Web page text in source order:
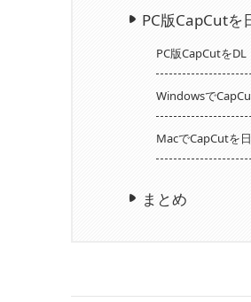
PC版CapCutを
PC版CapCutを
Windowsで
MacでCapCutを
まとめ